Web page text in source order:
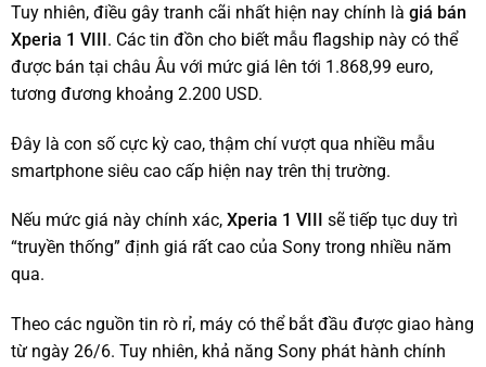
Tuy nhiên, điều gây tranh cãi nhất hiện nay chính là giá bán
Xperia 1 VIII. Các tin đồn cho biết mẫu flagship này có thể
được bán tại châu Âu với mức giá lên tới 1.868,99 euro,
tương đương khoảng 2.200 USD.
Đây là con số cực kỳ cao, thậm chí vượt qua nhiều mẫu
smartphone siêu cao cấp hiện nay trên thị trường.
Nếu mức giá này chính xác, Xperia 1 VIII sẽ tiếp tục duy trì
“truyền thống” định giá rất cao của Sony trong nhiều năm
qua.
Theo các nguồn tin rò rỉ, máy có thể bắt đầu được giao hàng
từ ngày 26/6. Tuy nhiên, khả năng Sony phát hành chính